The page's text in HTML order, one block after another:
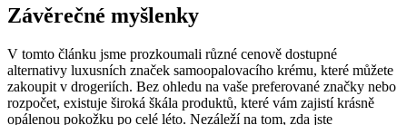
Závěrečné myšlenky
V tomto článku jsme prozkoumali různé cenově dostupné
alternativy luxusních značek samoopalovacího krému, které můžete
zakoupit v drogeriích. Bez ohledu na vaše preferované značky nebo
rozpočet, existuje široká škála produktů, které vám zajistí krásně
opálenou pokožku po celé léto. Nezáleží na tom, zda jste